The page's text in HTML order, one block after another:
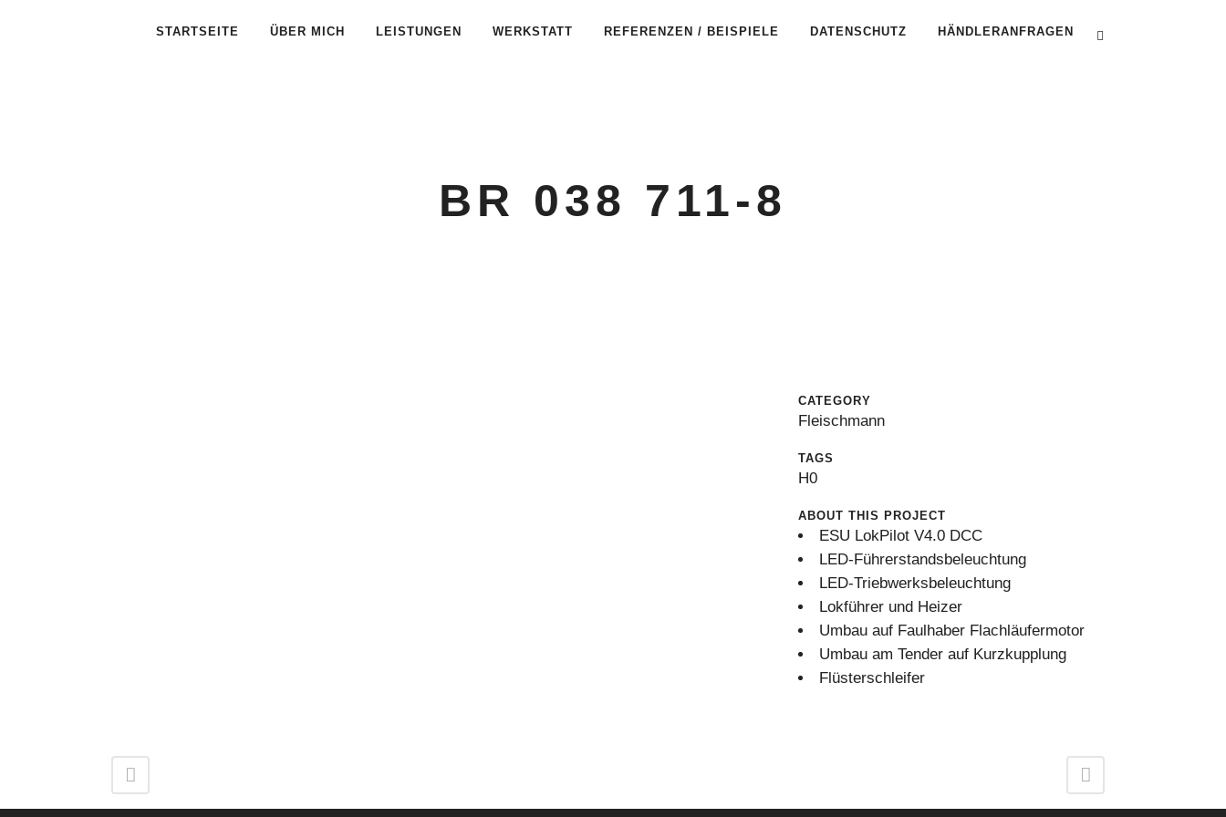
STARTSEITE ÜBER MICH LEISTUNGEN WERKSTATT REFERENZEN / BEISPIELE DATENSCHUTZ HÄNDLERANFRAGEN
BR 038 711-8
CATEGORY
Fleischmann
TAGS
H0
ABOUT THIS PROJECT
ESU LokPilot V4.0 DCC
LED-Führerstandsbeleuchtung
LED-Triebwerksbeleuchtung
Lokführer und Heizer
Umbau auf Faulhaber Flachläufermotor
Umbau am Tender auf Kurzkupplung
Flüsterschleifer